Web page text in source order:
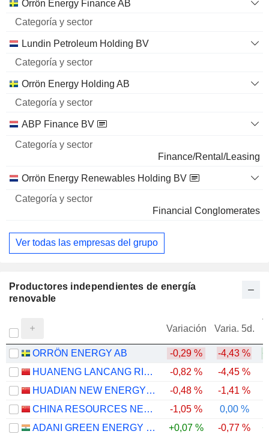
Categoría
Orrön Energy Finance AB
Lundin Petroleum Holding BV
Orrön Energy Holding AB
ABP Finance BV
Finance/Rental/Leasing
Orrön Energy Renewables Holding BV
Financial Conglomerates
Ver todas las empresas del grupo
Productores independientes de energía
renovable
Variación Varia. 5d.
ORRÖN ENERGY AB -0,29 % -4,43 %
HUANENG LANCANG RIVER HYDROPOWER INC.
-0,82 % -4,45 %
HUADIAN NEW ENERGY GROUP CORPORATION LIMITED
-0,48 % -1,41 %
CHINA RESOURCES NEW ENERGY HOLDINGS COMPANY LIMITED
-1,05 %
0,00 %
ADANI GREEN ENERGY LIMITED
+0,07 % -0,77 %